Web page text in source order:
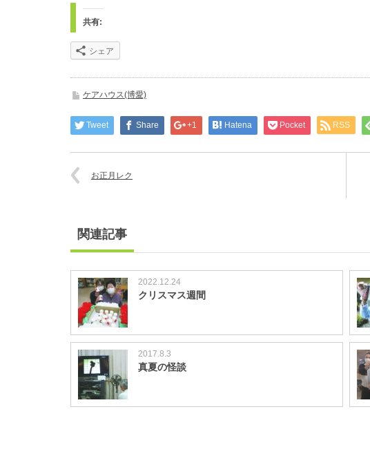
共有:
シェア
ケアハウス(博愛)
Tweet Share +1 Hatena Pocket RSS
お正月レク
関連記事
2022.12.24
クリスマス週間
2017.8.3
真夏の怪談